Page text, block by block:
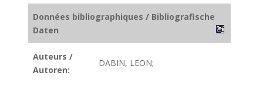
Données bibliographiques / Bibliografische
Daten
Auteurs /
Autoren:
DABIN, LEON;